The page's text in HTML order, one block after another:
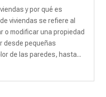
y por qué es
viviendas se refiere al
o modificar una propiedad
desde pequeñas
de las paredes, hasta...